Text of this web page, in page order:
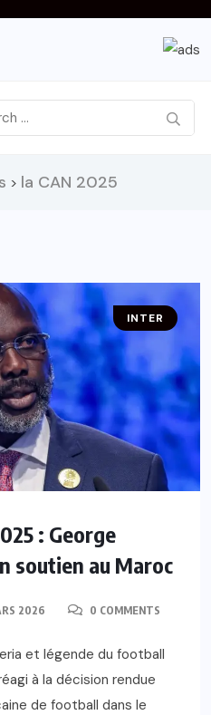
> la CAN 2025
INTER
: George
soutien au Maroc
2026 0 COMMENTS
et légende du football
à la décision rendue
de football dans le